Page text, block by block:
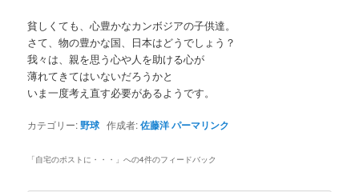
貧しくても、心豊かなカンボジアの子供達。
さて、物の豊かな国、日本はどうでしょう？
我々は、親を思う心や人を助ける心が
薄れてきてはいないだろうかと
いま一度考え直す必要があるようです。
カテゴリー:野球 作成者:佐藤洋パーマリンク
「自宅のポストに・・・ 」への4件のフィードバック